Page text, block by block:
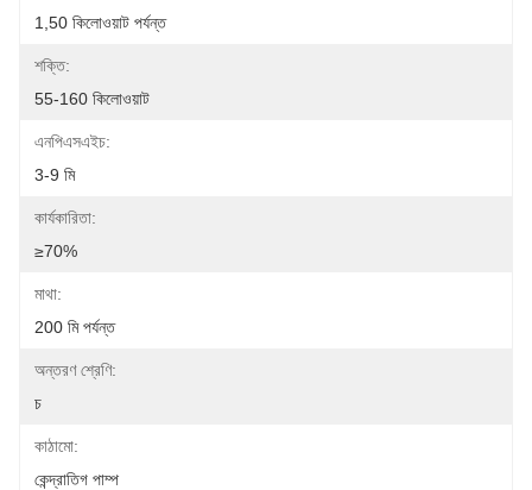
1,50 কিলোওয়াট পর্যন্ত
শক্তি:
55-160 কিলোওয়াট
এনপিএসএইচ:
3-9 মি
কার্যকারিতা:
≥70%
মাথা:
200 মি পর্যন্ত
অন্তরণ শ্রেণি:
চ
কাঠামো:
কেন্দ্রাতিগ পাম্প